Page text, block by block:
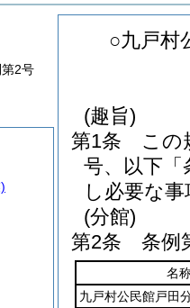
○九戸村
(趣旨)
第1条
この
号、以下「
し必要な
(分館)
第2条
条例
名
九戸村公民館戸田
2号